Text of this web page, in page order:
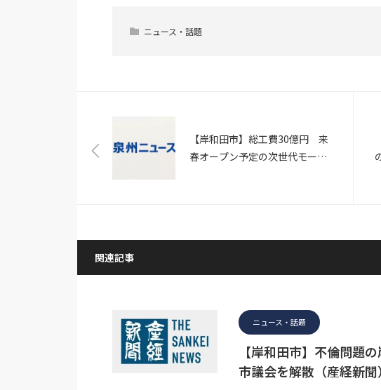
ニュース・話題
【岸和田市】総工費30億円 来
春オープン予定の次世代モール
関連記事
ニュース・話題
【岸和田市】不倫問題
市議会を解散（産経新聞）